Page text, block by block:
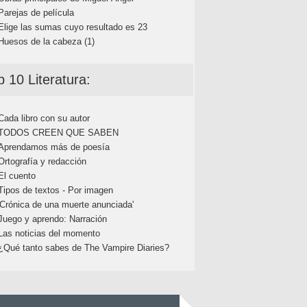
de película
las sumas cuyo resultado es 23
de la cabeza (1)
10 Literatura:
libro con su autor
CREEN QUE SABEN
más de poesía
y redacción
cuento
de textos - Por imagen
de una muerte anunciada'
y aprendo: Narración
noticias del momento
tanto sabes de The Vampire Diaries?